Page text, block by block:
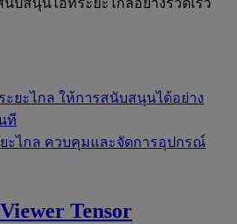
นับสนุนไอทีระยะไกลอย่างรวดเร็ว
ยะไกล ให้การสนับสนุนได้อย่าง
ที
ะไกล ควบคุมและจัดการอุปกรณ์
Tensor